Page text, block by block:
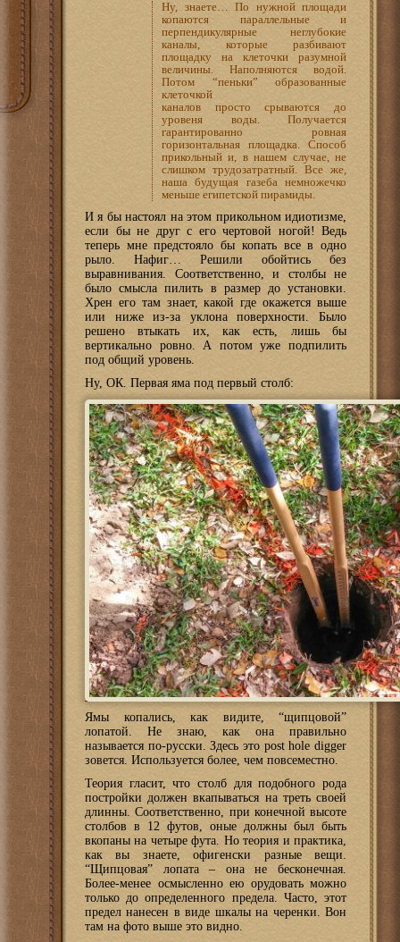
Ну, знаете… По нужной площади
копаются параллельные и
перпендикулярные неглубокие
каналы, которые разбивают
площадку на клеточки разумной
величины. Наполняются водой.
Потом “пеньки” образованные
клеточкой
каналов просто срываются до
уровеня воды. Получается
гарантированно ровная
горизонтальная площадка. Способ
прикольный и, в нашем случае, не
слишком трудозатратный. Все же,
наша будущая газеба немножечко
меньше египетской пирамиды.
И я бы настоял на этом прикольном идиотизме,
если бы не друг с его чертовой ногой! Ведь
теперь мне предстояло бы копать все в одно
рыло. Нафиг… Решили обойтись без
выравнивания. Соответственно, и столбы не
было смысла пилить в размер до установки.
Хрен его там знает, какой где окажется выше
или ниже из-за уклона поверхности. Было
решено втыкать их, как есть, лишь бы
вертикально ровно. А потом уже подпилить
под общий уровень.
Ну, ОК. Первая яма под первый столб:
Ямы копались, как видите, “щипцовой”
лопатой. Не знаю, как она правильно
называется по-русски. Здесь это post hole digger
зовется. Используется более, чем повсеместно.
Теория гласит, что столб для подобного рода
постройки должен вкапываться на треть своей
длинны. Соответственно, при конечной высоте
столбов в 12 футов, оные должны был быть
вкопаны на четыре фута. Но теория и практика,
как вы знаете, офигенски разные вещи.
“Щипцовая” лопата – она не бесконечная.
Более-менее осмысленно ею орудовать можно
только до определенного предела. Часто, этот
предел нанесен в виде шкалы на черенки. Вон
там на фото выше это видно.